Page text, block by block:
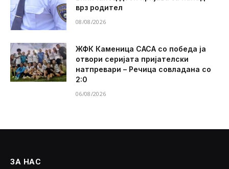
врз родител
08/08/2026
ЖФК Каменица САСА со победа ја
отвори серијата пријателски
натпревари – Речица совладана со
2:0
06/08/2026
ЗА НАС